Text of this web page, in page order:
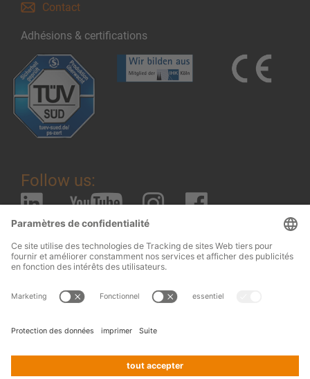
Contact
Adhésions & certifications
Follow us:
Conditions générales de vente de
Terms and conditions of assembly
GmbH